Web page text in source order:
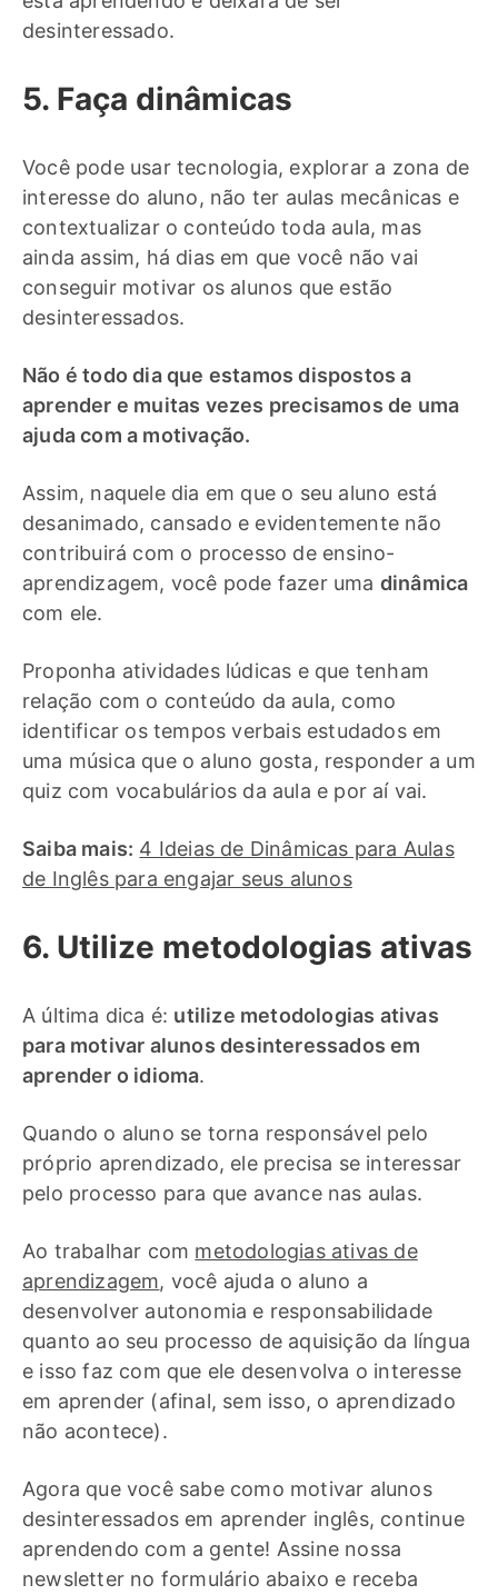
desinteressado.
5. Faça dinâmicas
Você pode usar tecnologia, explorar a zona de
interesse do aluno, não ter aulas mecânicas e
contextualizar o conteúdo toda aula, mas
ainda assim, há dias em que você não vai
conseguir motivar os alunos que estão
desinteressados.
Não é todo dia que estamos dispostos a
aprender e muitas vezes precisamos de uma
ajuda com a motivação.
Assim, naquele dia em que o seu aluno está
desanimado, cansado e evidentemente não
contribuirá com o processo de ensino-
aprendizagem, você pode fazer uma dinâmica
com ele.
Proponha atividades lúdicas e que tenham
relação com o conteúdo da aula, como
identificar os tempos verbais estudados em
uma música que o aluno gosta, responder a um
quiz com vocabulários da aula e por aí vai.
Saiba mais: 4 Ideias de Dinâmicas para Aulas
de Inglês para engajar seus alunos
6. Utilize metodologias ativas
A última dica é: utilize metodologias ativas
para motivar alunos desinteressados em
aprender o idioma.
Quando o aluno se torna responsável pelo
próprio aprendizado, ele precisa se interessar
pelo processo para que avance nas aulas.
Ao trabalhar com metodologias ativas de
aprendizagem, você ajuda o aluno a
desenvolver autonomia e responsabilidade
quanto ao seu processo de aquisição da língua
e isso faz com que ele desenvolva o interesse
em aprender (afinal, sem isso, o aprendizado
não acontece).
Agora que você sabe como motivar alunos
desinteressados em aprender inglês, continue
aprendendo com a gente! Assine nossa
newsletter no formulário abaixo e receba